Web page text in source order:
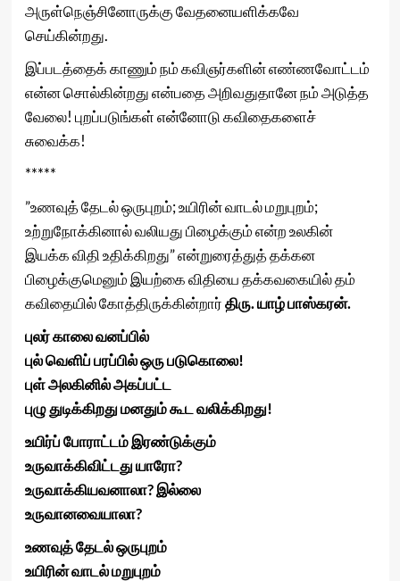
அருள்நெஞ்சினோருக்கு வேதனையளிக்கவே
செய்கின்றது.
இப்படத்தைக் காணும் நம் கவிஞர்களின் எண்ணவோட்டம்
என்ன சொல்கின்றது என்பதை அறிவதுதானே நம் அடுத்த
வேலை! புறப்படுங்கள் என்னோடு கவிதைகளைச்
சுவைக்க!
*****
”உணவுத் தேடல் ஒருபுறம்; உயிரின் வாடல் மறுபுறம்;
உற்றுநோக்கினால் வலியது பிழைக்கும் என்ற உலகின்
இயக்க விதி உதிக்கிறது” என்றுரைத்துத் தக்கன
பிழைக்குமெனும் இயற்கை விதியை தக்கவகையில் தம்
கவிதையில் கோத்திருக்கின்றார்திரு. யாழ் பாஸ்கரன்.
புலர் காலை வனப்பில்
புல் வெளிப் பரப்பில் ஒரு படுகொலை!
புள் அலகினில் அகப்பட்ட
புழு துடிக்கிறது மனதும் கூட வலிக்கிறது!
உயிர்ப் போராட்டம் இரண்டுக்கும்
உருவாக்கிவிட்டது யாரோ?
உருவாக்கியவனாலா? இல்லை
உருவானவையாலா?
உணவுத் தேடல் ஒருபுறம்
உயிரின் வாடல் மறுபுறம்